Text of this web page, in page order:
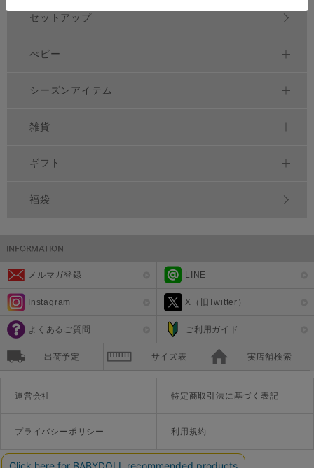
セットアップ
べビー
シーズンアイテム
雑貨
ギフト
福袋
メルマガ登録 LINE
Instagram X（旧Twitter）
よくあるご質問 ご利用ガイド
出荷予定 サイズ表 実店舗検索
運営会社 特定商取引法に基づく表記
プライバシーポリシー 利用規約